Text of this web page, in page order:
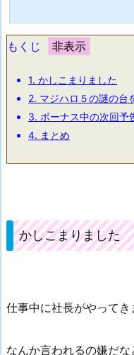
の断食になってしまいま
って楽しいですよね。祭
もくじ
1. かしこまりました
2. マジハロ５の謎の台
3. ボーナス中の次回予
4. まとめ
かしこまりました
仕事中に社長がやってき
なんか言われるの嫌だ